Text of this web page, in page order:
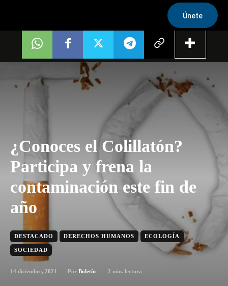
Únete
¿Conoces el Colillatón?
Participa y frena la
contaminación este fin de
año
DESTACADO DERECHOS HUMANOS ECOLOGÍA
SOCIEDAD
14 diciembre, 2021 Por Boletín 2 min. lectura